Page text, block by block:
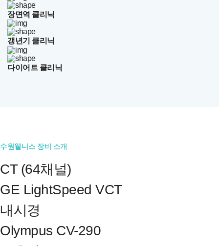
장면역 클리닉
갱년기 클리닉
다이어트 클리닉
수원웰니스 장비 소개
CT (64채널)
GE LightSpeed VCT
내시경
Olympus CV-290